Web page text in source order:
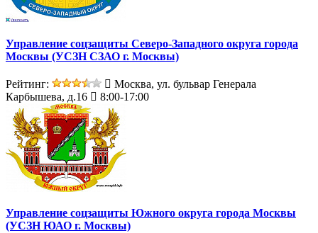
Управление соцзащиты Северо-Западного округа города
Москвы (УСЗН СЗАО г. Москвы)
Рейтинг:
Москва, ул. бульвар Генерала
Карбышева, д.16
8:00-17:00
Управление соцзащиты Южного округа города Москвы
(УСЗН ЮАО г. Москвы)